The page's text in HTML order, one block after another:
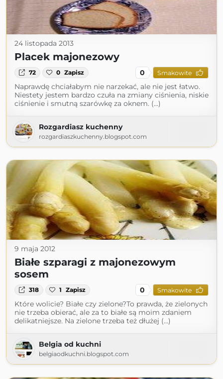
24 listopada 2013
Placek majonezowy
72 0 Zapisz 0 Smakowite
Naprawdę chciałabym nie narzekać, ale nie jest łatwo.
Niestety jestem bardzo czuła na zmiany ciśnienia, niskie
ciśnienie i smutną szarówkę za oknem. (...)
Rozgardiasz kuchenny
rozgardiaszkuchenny.blogspot.com
9 maja 2012
Białe szparagi z majonezowym
sosem
318 1 Zapisz 0 Smakowite
Które wolicie? Białe czy zielone?To prawda, że zielonych
nie trzeba obierać, ale za to białe są moim zdaniem
delikatniejsze. Na zielone trzeba też dłużej (...)
Belgia od kuchni
belgiaodkuchni.blogspot.com